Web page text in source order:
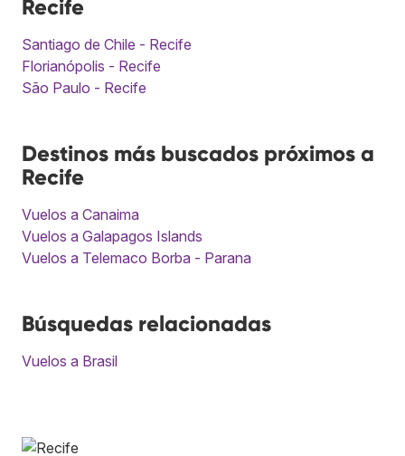
Recife
Santiago de Chile - Recife
Florianópolis - Recife
São Paulo - Recife
Destinos más buscados próximos a
Recife
Vuelos a Canaima
Vuelos a Galapagos Islands
Vuelos a Telemaco Borba - Parana
Búsquedas relacionadas
Vuelos a Brasil